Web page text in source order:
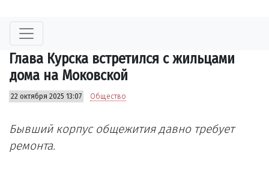
Глава Курска встретился с жильцами
дома на Моковской
22 октября 2025 13:07 Общество
Бывший корпус общежития давно требует
ремонта.